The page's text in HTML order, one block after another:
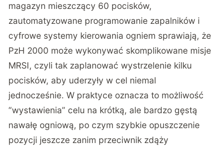
magazyn mieszczący 60 pocisków,
zautomatyzowane programowanie zapalników i
cyfrowe systemy kierowania ogniem sprawiają, że
PzH 2000 może wykonywać skomplikowane misje
MRSI, czyli tak zaplanować wystrzelenie kilku
pocisków, aby uderzyły w cel niemal
jednocześnie. W praktyce oznacza to możliwość
“wystawienia” celu na krótką, ale bardzo gęstą
nawałę ogniową, po czym szybkie opuszczenie
pozycji jeszcze zanim przeciwnik zdąży